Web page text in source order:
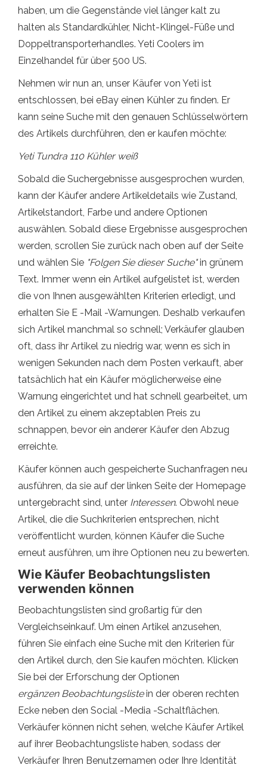
haben, um die Gegenstände viel länger kalt zu
halten als Standardkühler, Nicht-Klingel-Füße und
Doppeltransporterhandles. Yeti Coolers im
Einzelhandel für über 500 US.
Nehmen wir nun an, unser Käufer von Yeti ist
entschlossen, bei eBay einen Kühler zu finden. Er
kann seine Suche mit den genauen Schlüsselwörtern
des Artikels durchführen, den er kaufen möchte:
Yeti Tundra 110 Kühler weiß
Sobald die Suchergebnisse ausgesprochen wurden,
kann der Käufer andere Artikeldetails wie Zustand,
Artikelstandort, Farbe und andere Optionen
auswählen. Sobald diese Ergebnisse ausgesprochen
werden, scrollen Sie zurück nach oben auf der Seite
und wählen Sie "Folgen Sie dieser Suche"in grünem
Text. Immer wenn ein Artikel aufgelistet ist, werden
die von Ihnen ausgewählten Kriterien erledigt, und
erhalten Sie E -Mail -Warnungen. Deshalb verkaufen
sich Artikel manchmal so schnell; Verkäufer glauben
oft, dass ihr Artikel zu niedrig war, wenn es sich in
wenigen Sekunden nach dem Posten verkauft, aber
tatsächlich hat ein Käufer möglicherweise eine
Warnung eingerichtet und hat schnell gearbeitet, um
den Artikel zu einem akzeptablen Preis zu
schnappen, bevor ein anderer Käufer den Abzug
erreichte.
Käufer können auch gespeicherte Suchanfragen neu
ausführen, da sie auf der linken Seite der Homepage
untergebracht sind, unter Interessen. Obwohl neue
Artikel, die die Suchkriterien entsprechen, nicht
veröffentlicht wurden, können Käufer die Suche
erneut ausführen, um ihre Optionen neu zu bewerten.
Wie Käufer Beobachtungslisten
verwenden können
Beobachtungslisten sind großartig für den
Vergleichseinkauf. Um einen Artikel anzusehen,
führen Sie einfach eine Suche mit den Kriterien für
den Artikel durch, den Sie kaufen möchten. Klicken
Sie bei der Erforschung der Optionen
ergänzen Beobachtungslistein der oberen rechten
Ecke neben den Social -Media -Schaltflächen.
Verkäufer können nicht sehen, welche Käufer Artikel
auf ihrer Beobachtungsliste haben, sodass der
Verkäufer Ihren Benutzernamen oder Ihre Identität